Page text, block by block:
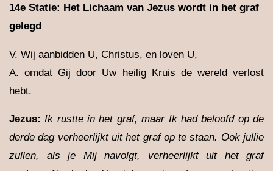
14e Statie: Het Lichaam van Jezus wordt in het graf
gelegd
V. Wij aanbidden U, Christus, en loven U,
A. omdat Gij door Uw heilig Kruis de wereld verlost
hebt.
Jezus: Ik rustte in het graf, maar Ik had beloofd op de
derde dag verheerlijkt uit het graf op te staan. Ook jullie
zullen, als je Mij navolgt, verheerlijkt uit het graf